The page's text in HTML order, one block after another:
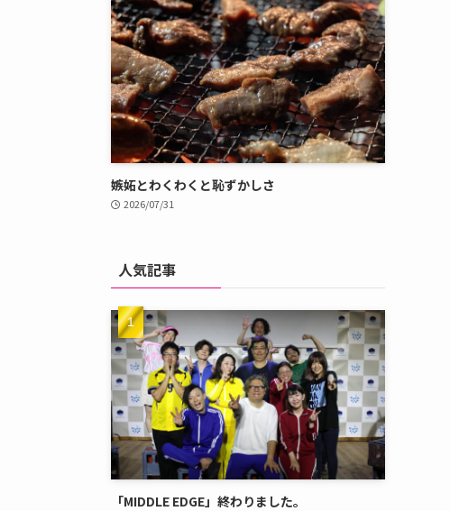
嫉妬とわくわくと恥ずかしさ
2026/07/31
人気記事
「MIDDLE EDGE」終わりました。